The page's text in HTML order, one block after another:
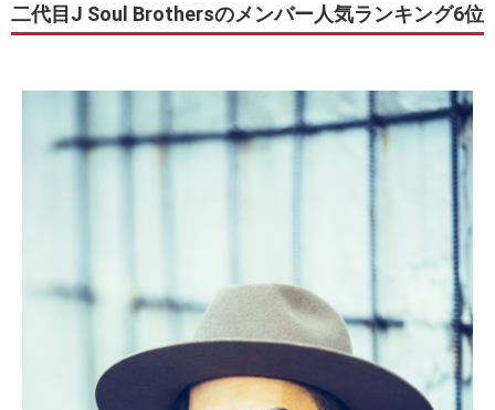
二代目J Soul Brothersのメンバー人気ランキング6位